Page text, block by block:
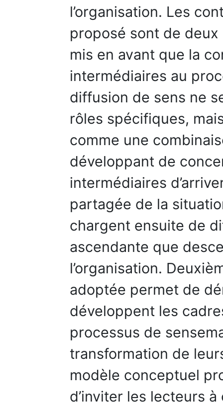
l’organisation. Les
proposé sont de
mis en avant que la
intermédiaires au
diffusion de sens ne
rôles spécifiques,
comme une
développant de
intermédiaires
partagée de la
chargent ensuite de
ascendante que
l’organisation.
adoptée permet de
développent les
processus de
transformation de
modèle conceptuel
d’inviter les lecteurs